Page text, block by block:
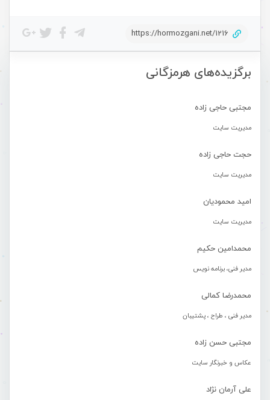
برگزیده‌های هرمزگانی
مجتبی حاجی زاده
مدیریت سایت
حجت حاجی زاده
مدیریت سایت
امید محمودیان
مدیریت سایت
محمدامین حکیم
مدیر فنی، برنامه نویس
محمدرضا کمالی
مدیر فنی ، طراح ، پشتیبان
مجتبی حسن زاده
عکاس و خبرنگار سایت
علی آرمان نژاد
https://hormozgani.net/1216